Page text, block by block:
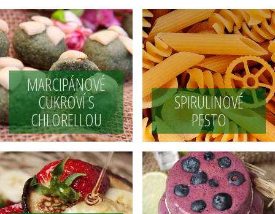
MARCIPÁNOVÉ
CUKROVÍ S
CHLORELLOU
SPIRULINOVÉ
PESTO